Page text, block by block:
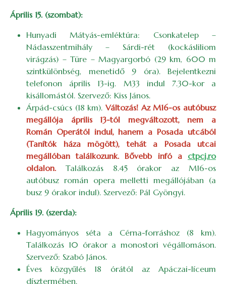
Április 15. (szombat):
Hunyadi Mátyás-emléktúra: Csonkatelep –
Nádasszentmihály – Sárdi-rét (kockásliliom
virágzás) – Türe – Magyargorbó (29 km, 600 m
szintkülönbség, menetidő 9 óra). Bejelentkezni
telefonon április 13-ig. M33 indul 7.30-kor a
kisállomástól. Szervező: Kiss János.
Árpád-csúcs (18 km). Változás! Az M16-os autóbusz
megállója április 13-tól megváltozott, nem a
Román Operától indul, hanem a Posada utcából
(Tanítók háza mögött), tehát a Posada utcai
megállóban találkozunk. Bővebb infó a ctpcj.ro
oldalon. Találkozás 8.45 órakor az M16-os
autóbusz román opera melletti megállójában (a
busz 9 órakor indul). Szervező: Pál Gyöngyi.
Április 19. (szerda):
Hagyományos séta a Cérna-forráshoz (8 km).
Találkozás 10 órakor a monostori végállomáson.
Szervező: Szabó János.
Éves közgyűlés 18 órától az Apáczai-líceum
dísztermében.